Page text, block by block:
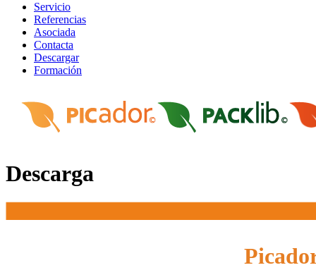
Servicio
Referencias
Asociada
Contacta
Descargar
Formación
Descarga